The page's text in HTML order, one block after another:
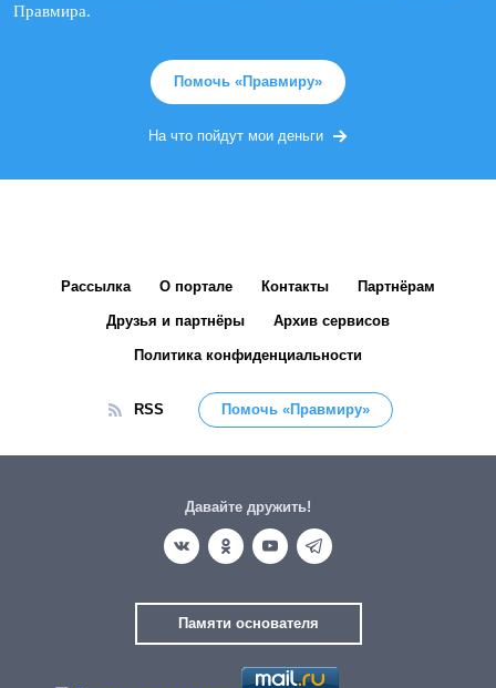
Правмира.
Помочь «Правмиру»
На что пойдут мои деньги
Рассылка О портале Контакты Партнёрам
Друзья и партнёры Архив сервисов
Политика конфиденциальности
RSS Помочь «Правмиру»
Давайте дружить!
Памяти основателя